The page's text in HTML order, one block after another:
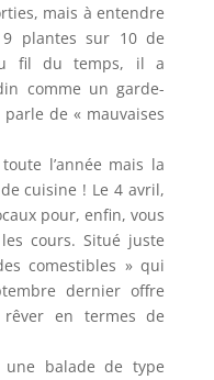
mais à entendre
plantes sur 10 de
fil du temps, il a
comme un garde-
de « mauvaises
l’année mais la
cuisine ! Le 4 avril,
pour, enfin, vous
cours. Situé juste
comestibles » qui
dernier offre
en termes de
une balade de type